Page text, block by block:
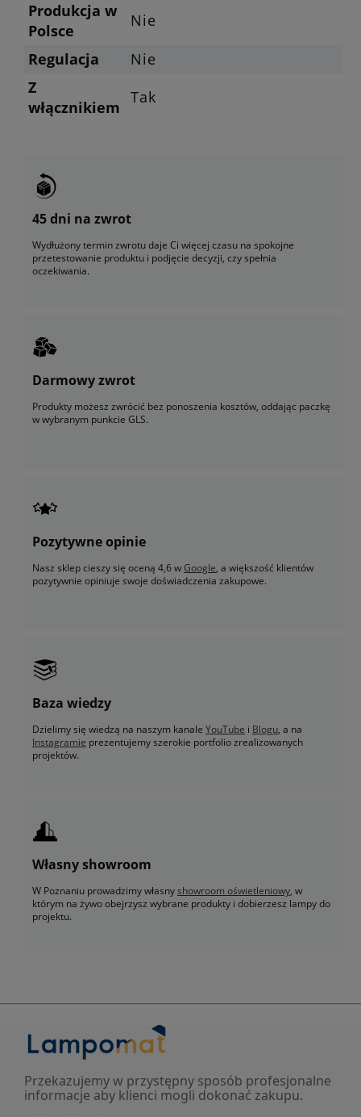
Produkcja w
Polsce
Nie
Regulacja
Nie
Z
włącznikiem
Tak
45 dni na zwrot
Wydłużony termin zwrotu daje Ci więcej czasu na spokojne
przetestowanie produktu i podjęcie decyzji, czy spełnia
oczekiwania.
Darmowy zwrot
Produkty możesz zwrócić bez ponoszenia kosztów, oddając paczkę
w wybranym punkcie GLS.
Pozytywne opinie
Nasz sklep cieszy się oceną 4,6 wGoogle, a większość klientów
pozytywnie opiniuje swoje doświadczenia zakupowe.
Baza wiedzy
Dzielimy się wiedzą na naszym kanale YouTube i Blogu, a na
Instagramie prezentujemy szerokie portfolio zrealizowanych
projektów.
Własny showroom
W Poznaniu prowadzimy własnyshowroom oświetleniowy, w
którym na żywo obejrzysz wybrane produkty i dobierzesz lampy do
projektu.
Przekazujemy w przystępny sposób profesjonalne
informacje aby klienci mogli dokonać zakupu.